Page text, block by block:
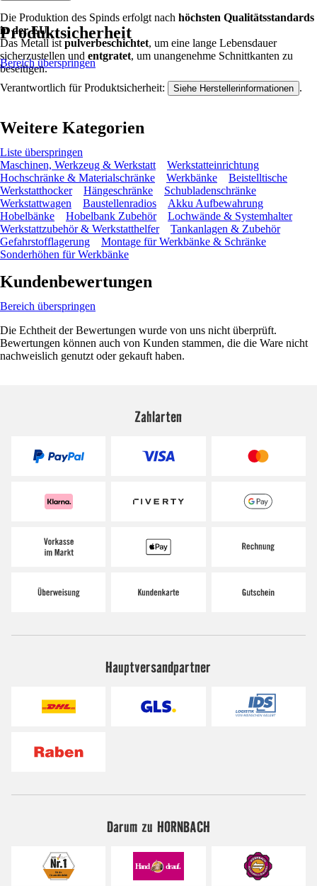
Die Produktion des Spinds erfolgt nach höchsten Qualitätsstandards
in der EU.
Das Metall ist pulverbeschichtet, um eine lange Lebensdauer
sicherzustellen und entgratet, um unangenehme Schnittkanten zu
beseitigen.
Produktsicherheit
Bereich überspringen
Verantwortlich für Produktsicherheit: Siehe Herstellerinformationen .
Weitere Kategorien
Liste überspringen
Maschinen, Werkzeug & Werkstatt
Werkstatteinrichtung
Hochschränke & Materialschränke
Werkbänke
Beistelltische
Werkstatthocker
Hängeschränke
Schubladenschränke
Werkstattwagen
Baustellenradios
Akku Aufbewahrung
Hobelbänke
Hobelbank Zubehör
Lochwände & Systemhalter
Werkstattzubehör & Werkstatthelfer
Tankanlagen & Zubehör
Gefahrstofflagerung
Montage für Werkbänke & Schränke
Sonderhöhen für Werkbänke
Kundenbewertungen
Bereich überspringen
Die Echtheit der Bewertungen wurde von uns nicht überprüft.
Bewertungen können auch von Kunden stammen, die die Ware nicht
nachweislich genutzt oder gekauft haben.
Zahlarten
Hauptversandpartner
Darum zu HORNBACH